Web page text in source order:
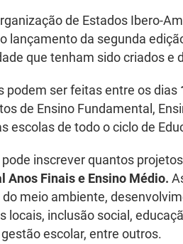
de Estados Ibero-
lançamento da segunda
que tenham sido criados e
podem ser feitas entre os dias
de Ensino Fundamental,
escolas de todo o ciclo de
inscrever quantos
Anos Finais e Ensino Médio.
meio ambiente,
locais, inclusão social,
escolar, entre outros.